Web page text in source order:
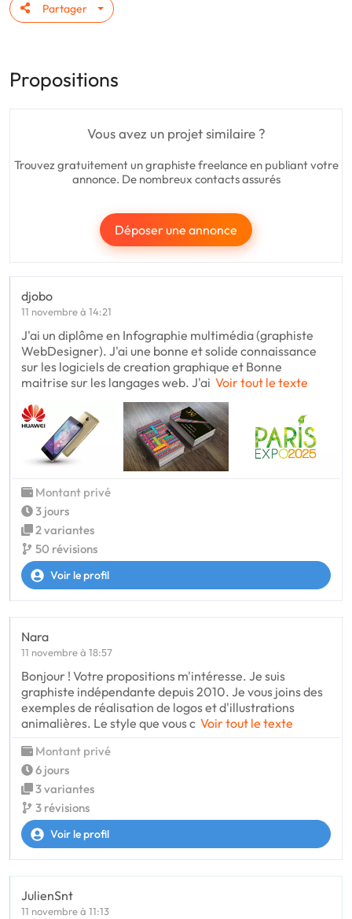
Partager
Propositions
Vous avez un projet similaire ?
Trouvez gratuitement un graphiste freelance en publiant votre
annonce. De nombreux contacts assurés
Déposer une annonce
djobo
11 novembre à 14:21
J'ai un diplôme en Infographie multimédia (graphiste
WebDesigner). J'ai une bonne et solide connaissance
sur les logiciels de creation graphique et Bonne
maitrise sur les langages web. J'ai Voir tout le texte
Montant privé
3 jours
2 variantes
50 révisions
Voir le profil
Nara
11 novembre à 18:57
Bonjour ! Votre propositions m'intéresse. Je suis
graphiste indépendante depuis 2010. Je vous joins des
exemples de réalisation de logos et d'illustrations
animalières. Le style que vous c Voir tout le texte
Montant privé
6 jours
3 variantes
3 révisions
Voir le profil
JulienSnt
11 novembre à 11:13